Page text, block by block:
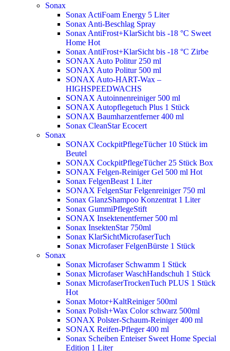
Sonax
Sonax ActiFoam Energy 5 Liter
Sonax Anti-Beschlag Spray
Sonax AntiFrost+KlarSicht bis -18 °C Sweet
Home Hot
Sonax AntiFrost+KlarSicht bis -18 °C Zirbe
SONAX Auto Politur 250 ml
SONAX Auto Politur 500 ml
SONAX Auto-HART-Wax –
HIGHSPEEDWACHS
SONAX Autoinnenreiniger 500 ml
SONAX Autopflegetuch Plus 1 Stück
SONAX Baumharzentferner 400 ml
Sonax CleanStar Ecocert
Sonax
SONAX CockpitPflegeTücher 10 Stück im
Beutel
SONAX CockpitPflegeTücher 25 Stück Box
SONAX Felgen-Reiniger Gel 500 ml Hot
Sonax FelgenBeast 1 Liter
SONAX FelgenStar Felgenreiniger 750 ml
Sonax GlanzShampoo Konzentrat 1 Liter
Sonax GummiPflegeStift
SONAX Insektenentferner 500 ml
Sonax InsektenStar 750ml
Sonax KlarSichtMicrofaserTuch
Sonax Microfaser FelgenBürste 1 Stück
Sonax
Sonax Microfaser Schwamm 1 Stück
Sonax Microfaser WaschHandschuh 1 Stück
Sonax MicrofaserTrockenTuch PLUS 1 Stück
Hot
Sonax Motor+KaltReiniger 500ml
Sonax Polish+Wax Color schwarz 500ml
SONAX Polster-Schaum-Reiniger 400 ml
SONAX Reifen-Pfleger 400 ml
Sonax Scheiben Enteiser Sweet Home Special
Edition 1 Liter